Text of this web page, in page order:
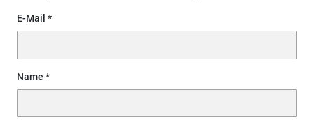
E-Mail
Name